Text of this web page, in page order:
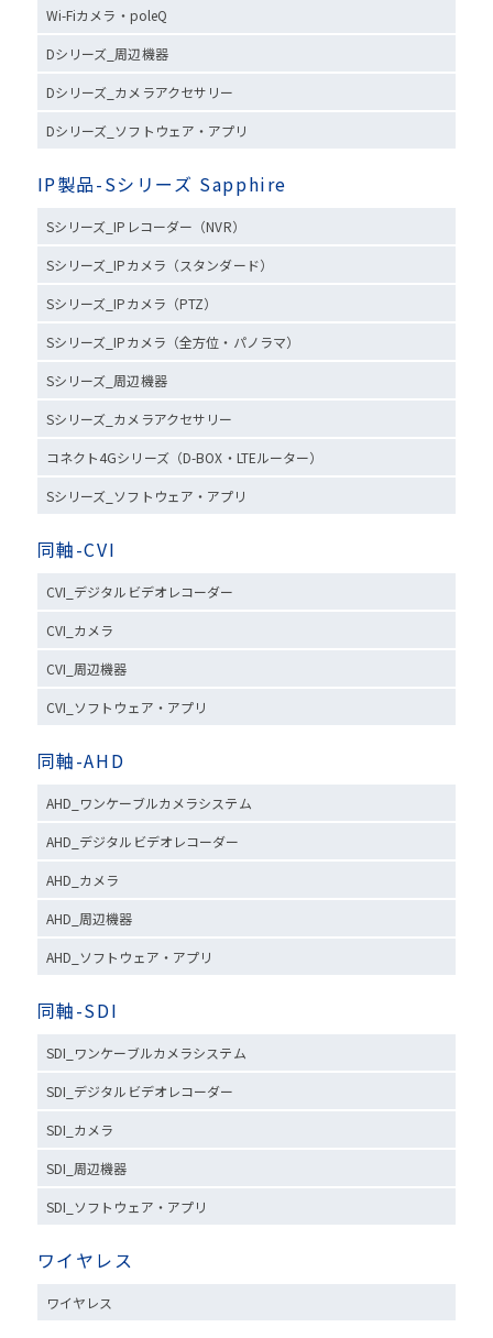
Wi-Fiカメラ・poleQ
Dシリーズ_周辺機器
Dシリーズ_カメラアクセサリー
Dシリーズ_ソフトウェア・アプリ
IP製品-Sシリーズ Sapphire
Sシリーズ_IPレコーダー（NVR）
Sシリーズ_IPカメラ（スタンダード）
Sシリーズ_IPカメラ（PTZ）
Sシリーズ_IPカメラ（全方位・パノラマ）
Sシリーズ_周辺機器
Sシリーズ_カメラアクセサリー
コネクト4Gシリーズ（D-BOX・LTEルーター）
Sシリーズ_ソフトウェア・アプリ
同軸-CVI
CVI_デジタルビデオレコーダー
CVI_カメラ
CVI_周辺機器
CVI_ソフトウェア・アプリ
同軸-AHD
AHD_ワンケーブルカメラシステム
AHD_デジタルビデオレコーダー
AHD_カメラ
AHD_周辺機器
AHD_ソフトウェア・アプリ
同軸-SDI
SDI_ワンケーブルカメラシステム
SDI_デジタルビデオレコーダー
SDI_カメラ
SDI_周辺機器
SDI_ソフトウェア・アプリ
ワイヤレス
ワイヤレス